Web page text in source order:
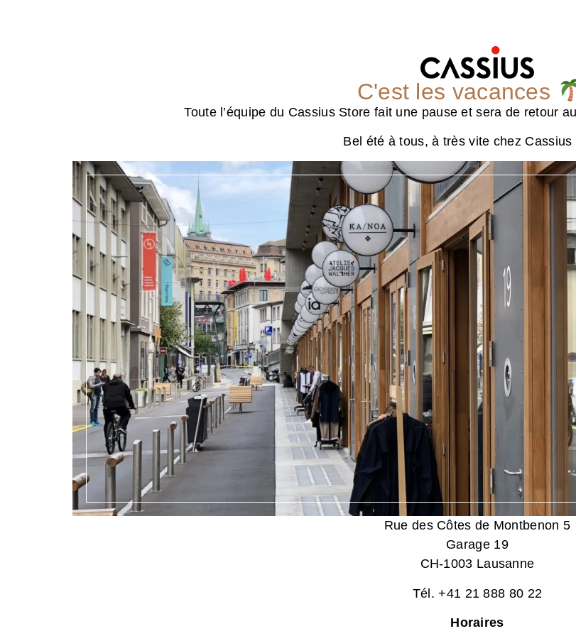
C'est les vacances
Toute l’équipe du Cassius Store fait une pause et sera de retour
Bel été à tous, à très vite chez Cassius
Rue des Côtes de Montbenon 5
Garage 19
CH-1003 Lausanne
Tél. +41 21 888 80 22
Horaires